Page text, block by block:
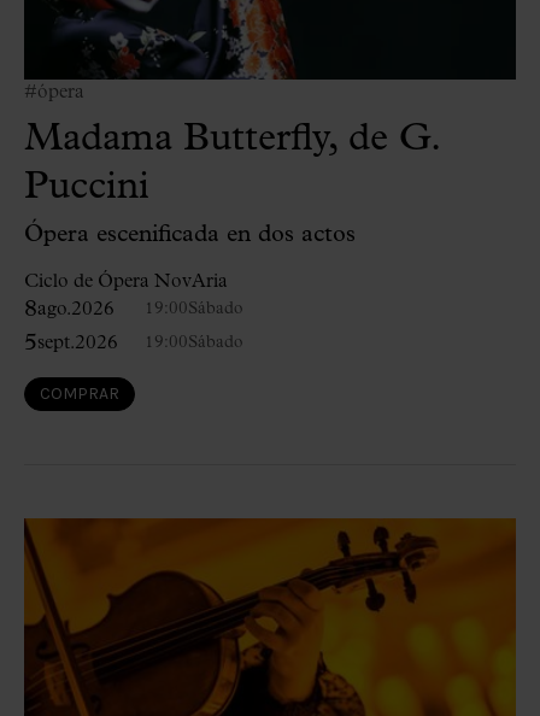
#ópera
Madama Butterfly, de G.
Puccini
Ópera escenificada en dos actos
Ciclo de Ópera NovAria
8ago.2026 19:00Sábado
5sept.2026 19:00Sábado
COMPRAR